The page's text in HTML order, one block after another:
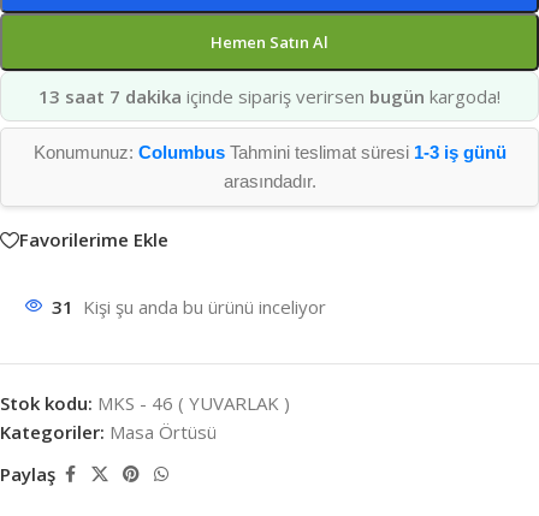
Hemen Satın Al
13 saat 7 dakika içinde sipariş verirsen bugün kargoda!
Konumunuz: ColumbusTahmini teslimat süresi 1-3 iş günü
arasındadır.
Favorilerime Ekle
31 Kişi şu anda bu ürünü inceliyor
Stok kodu: MKS - 46 ( YUVARLAK )
Kategoriler: Masa Örtüsü
Paylaş